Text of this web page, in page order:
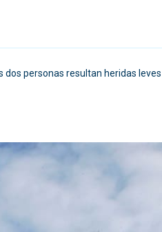
personas resultan heridas